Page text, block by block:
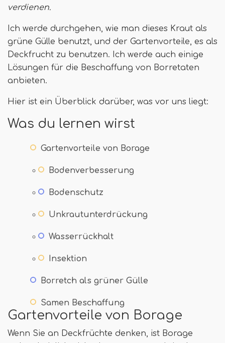
verdienen.
Ich werde durchgehen, wie man dieses Kraut als
grüne Gülle benutzt, und der Gartenvorteile, es als
Deckfrucht zu benutzen. Ich werde auch einige
Lösungen für die Beschaffung von Borretaten
anbieten.
Hier ist ein Überblick darüber, was vor uns liegt:
Was du lernen wirst
Gartenvorteile von Borage
Bodenverbesserung
Bodenschutz
Unkrautunterdrückung
Wasserrückhalt
Insektion
Borretch als grüner Gülle
Samen Beschaffung
Gartenvorteile von Borage
Wenn Sie an Deckfrüchte denken, ist Borage